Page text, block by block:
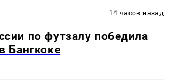
14 часов назад
по футзалу победила
Бангкоке